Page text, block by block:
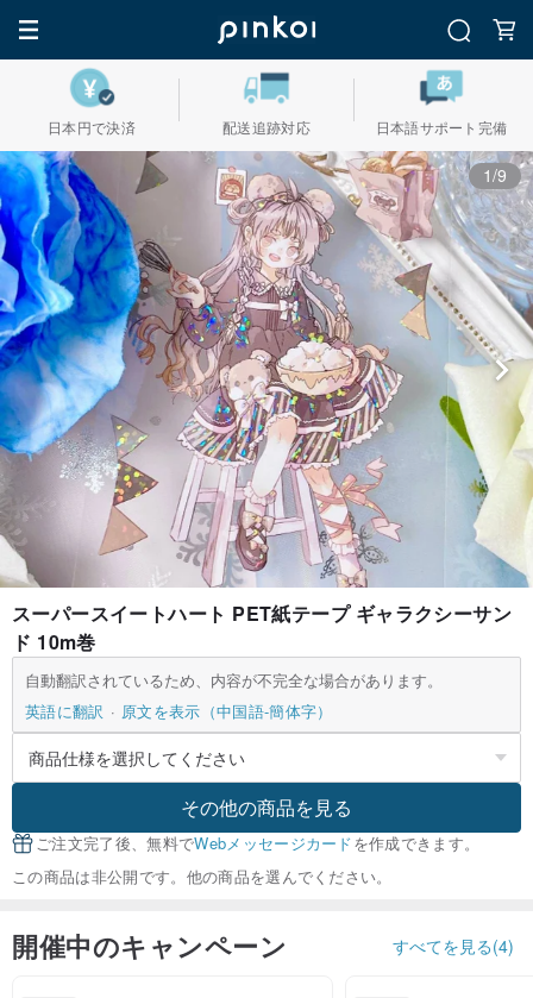
日本円で決済 配送追跡対応 日本語サポート完備
1/9
スーパースイートハート PET紙テープ ギャラクシーサン
ド 10m巻
自動翻訳されているため、内容が不完全な場合があります。
英語に翻訳
原文を表示（中国語-簡体字）
その他の商品を見る
ご注文完了後、無料でWebメッセージカードを作成できます。
この商品は非公開です。他の商品を選んでください。
開催中のキャンペーン すべてを見る(4)